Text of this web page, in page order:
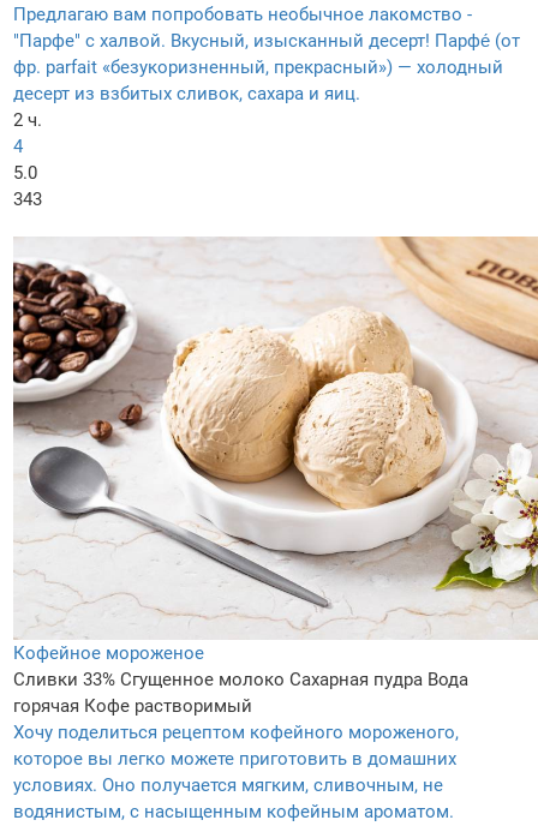
Предлагаю вам попробовать необычное лакомство -
"Парфе" с халвой. Вкусный, изысканный десерт! Парфе́ (от
фр. parfait «безукоризненный, прекрасный») — холодный
десерт из взбитых сливок, сахара и яиц.
2 ч.
4
5.0
343
Кофейное мороженое
Сливки 33% Сгущенное молоко Сахарная пудра Вода
горячая Кофе растворимый
Хочу поделиться рецептом кофейного мороженого,
которое вы легко можете приготовить в домашних
условиях. Оно получается мягким, сливочным, не
водянистым, с насыщенным кофейным ароматом.